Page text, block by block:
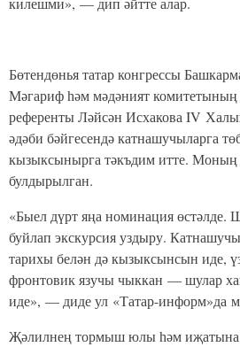
Бөтендөнья татар конгрессы
Мәгариф һәм мәдәният
референты Ләйсән Исхакова IV
әдәби бәйгесендә катнашучыларга
кызыксынырга тәкъдим итте.
булдырылган.
«Быел дүрт яңа номинация
буйлап экскурсия уздыру.
тарихы белән дә кызыксынсын иде,
фронтовик язучы чыккан — шулар
иде», — диде ул «Татар-информ»да
Җәлилнең тормыш юлы һәм